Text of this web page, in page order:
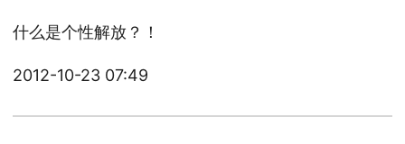
什么是个性解放？！
2012-10-23 07:49